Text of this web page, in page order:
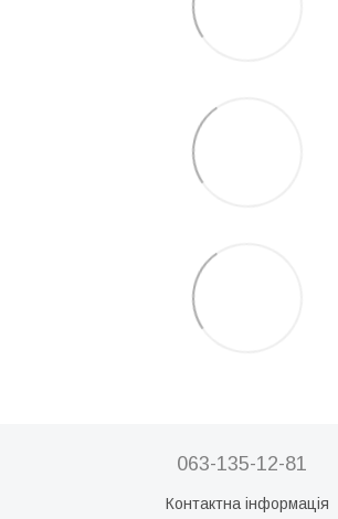
063-135-12-81
Контактна інформація